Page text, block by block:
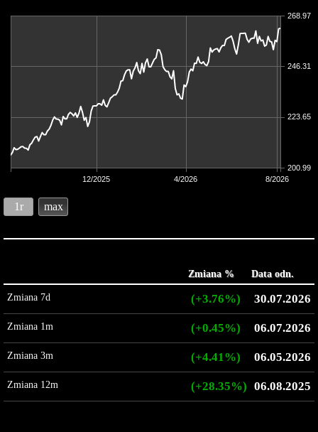
12/2025 4/2026 8/2026
200.99
223.65
246.31
268.97
1r max
Zmiana % Data odn.
Zmiana 7d (+3.76%) 30.07.2026
Zmiana 1m (+0.45%) 06.07.2026
Zmiana 3m (+4.41%) 06.05.2026
Zmiana 12m (+28.35%) 06.08.2025